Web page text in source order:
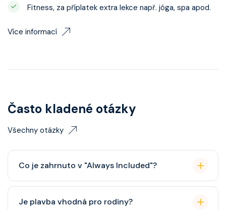
Fitness, za příplatek extra lekce např. jóga, spa apod.
Více informací
Často kladené otázky
Všechny otázky
Co je zahrnuto v "Always Included"?
balíček), základní Wi-Fi.
Je plavba vhodná pro rodiny?